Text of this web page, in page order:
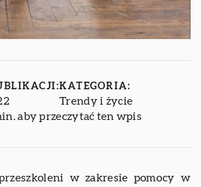
KATEGORIA:
Trendy i życie
aby przeczytać ten wpis
w zakresie pomocy w